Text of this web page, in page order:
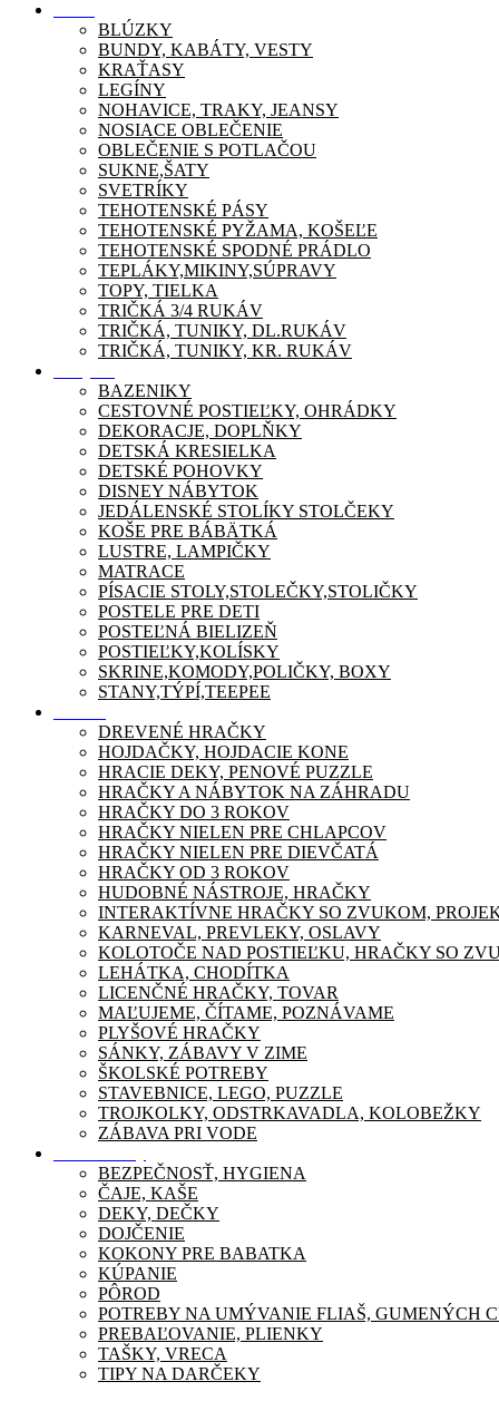
BLÚZKY
BUNDY, KABÁTY, VESTY
KRAŤASY
LEGÍNY
NOHAVICE, TRAKY, JEANSY
NOSIACE OBLEČENIE
OBLEČENIE S POTLAČOU
SUKNE,ŠATY
SVETRÍKY
TEHOTENSKÉ PÁSY
TEHOTENSKÉ PYŽAMA, KOŠEĽE
TEHOTENSKÉ SPODNÉ PRÁDLO
TEPLÁKY,MIKINY,SÚPRAVY
TOPY, TIELKA
TRIČKÁ 3/4 RUKÁV
TRIČKÁ, TUNIKY, DL.RUKÁV
TRIČKÁ, TUNIKY, KR. RUKÁV
BAZENIKY
CESTOVNÉ POSTIEĽKY, OHRÁDKY
DEKORACJE, DOPLŇKY
DETSKÁ KRESIELKA
DETSKÉ POHOVKY
DISNEY NÁBYTOK
JEDÁLENSKÉ STOLÍKY STOLČEKY
KOŠE PRE BÁBÄTKÁ
LUSTRE, LAMPIČKY
MATRACE
PÍSACIE STOLY,STOLEČKY,STOLIČKY
POSTELE PRE DETI
POSTEĽNÁ BIELIZEŇ
POSTIEĽKY,KOLÍSKY
SKRINE,KOMODY,POLIČKY, BOXY
STANY,TÝPÍ,TEEPEE
DREVENÉ HRAČKY
HOJDAČKY, HOJDACIE KONE
HRACIE DEKY, PENOVÉ PUZZLE
HRAČKY A NÁBYTOK NA ZÁHRADU
HRAČKY DO 3 ROKOV
HRAČKY NIELEN PRE CHLAPCOV
HRAČKY NIELEN PRE DIEVČATÁ
HRAČKY OD 3 ROKOV
HUDOBNÉ NÁSTROJE, HRAČKY
INTERAKTÍVNE HRAČKY SO ZVUKOM,
KARNEVAL, PREVLEKY, OSLAVY
KOLOTOČE NAD POSTIEĽKU, HRAČKY SO
LEHÁTKA, CHODÍTKA
LICENČNÉ HRAČKY, TOVAR
MAĽUJEME, ČÍTAME, POZNÁVAME
PLYŠOVÉ HRAČKY
SÁNKY, ZÁBAVY V ZIME
ŠKOLSKÉ POTREBY
STAVEBNICE, LEGO, PUZZLE
TROJKOLKY, ODSTRKAVADLA, KOLOBEŽKY
ZÁBAVA PRI VODE
BEZPEČNOSŤ, HYGIENA
ČAJE, KAŠE
DEKY, DEČKY
DOJČENIE
KOKONY PRE BABATKA
KÚPANIE
PÔROD
POTREBY NA UMÝVANIE FLIAŠ, GUMENÝCH
PREBAĽOVANIE, PLIENKY
TAŠKY, VRECA
TIPY NA DARČEKY